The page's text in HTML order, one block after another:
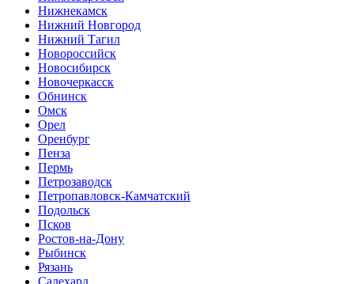
Нижнекамск
Нижний Новгород
Нижний Тагил
Новороссийск
Новосибирск
Новочеркасск
Обнинск
Омск
Орел
Оренбург
Пенза
Пермь
Петрозаводск
Петропавловск-Камчатский
Подольск
Псков
Ростов-на-Дону
Рыбинск
Рязань